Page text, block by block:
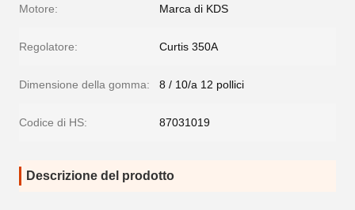
Motore: Marca di KDS
Regolatore: Curtis 350A
Dimensione della gomma: 8 / 10/a 12 pollici
Codice di HS: 87031019
Descrizione del prodotto